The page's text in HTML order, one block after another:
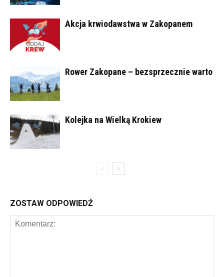
Akcja krwiodawstwa w Zakopanem
Rower Zakopane – bezsprzecznie warto
Kolejka na Wielką Krokiew
ZOSTAW ODPOWIEDŹ